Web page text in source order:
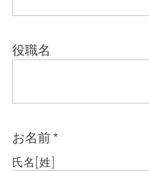
役職名
お名前*
氏名 [姓]